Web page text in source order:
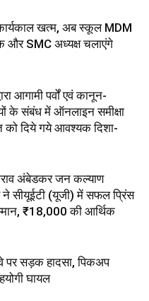
खत्म, अब स्कूल MDM
और SMC अध्यक्ष चलाएंगे
आगामी पर्वों एवं कानून-
के संबंध में ऑनलाइन समीक्षा
को दिये गये आवश्यक दिशा-
अंबेडकर जन कल्याण
सीयूईटी (यूजी) में सफल प्रिंस
₹18,000 की आर्थिक
पर सड़क हादसा, पिकअप
घायल